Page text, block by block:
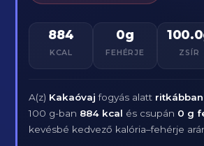
884
KCAL
0g
FEHÉRJE ZSÍR
A(z) Kakaóvaj fogyás alatt
100 g-ban 884 kcal és csupán 0 g
kevésbé kedvező kalória–fehérje